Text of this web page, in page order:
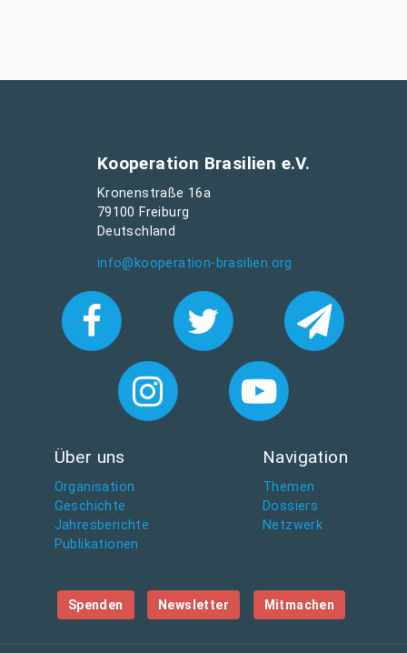
Kooperation Brasilien e.V.
Kronenstraße 16a
79100 Freiburg
Deutschland
info@kooperation-brasilien.org
Über uns
Organisation
Geschichte
Jahresberichte
Publikationen
Navigation
Themen
Dossiers
Netzwerk
Spenden Newsletter Mitmachen